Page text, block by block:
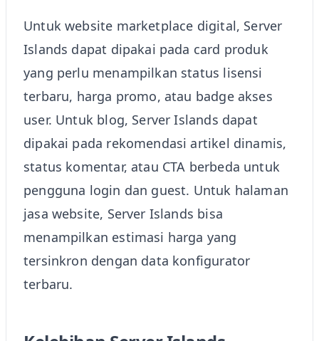
Untuk website marketplace digital, Server
Islands dapat dipakai pada card produk
yang perlu menampilkan status lisensi
terbaru, harga promo, atau badge akses
user. Untuk blog, Server Islands dapat
dipakai pada rekomendasi artikel dinamis,
status komentar, atau CTA berbeda untuk
pengguna login dan guest. Untuk halaman
jasa website, Server Islands bisa
menampilkan estimasi harga yang
tersinkron dengan data konfigurator
terbaru.